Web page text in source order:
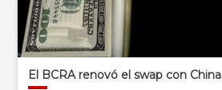
El BCRA renovó el swap con China